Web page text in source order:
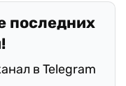
последних
в Telegram